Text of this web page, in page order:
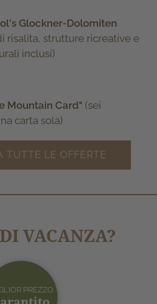
Glockner-Dolomiten
risalita, strutture ricreative e
inclusi)
Mountain Card" (sei
carta sola)
TUTTE LE OFFERTE
VACANZA?
PREZZO